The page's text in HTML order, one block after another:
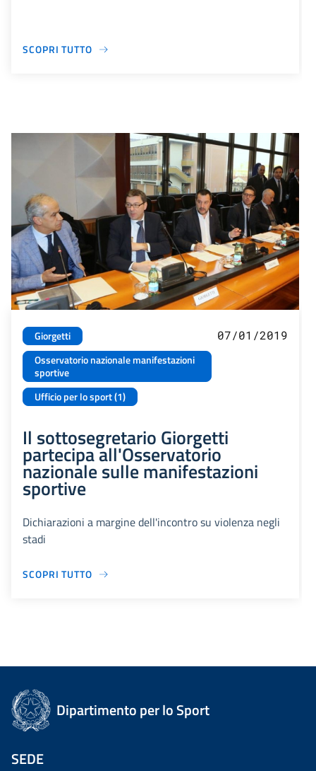
SCOPRI TUTTO
Giorgetti
Osservatorio nazionale manifestazioni
sportive
Ufficio per lo sport (1)
07/01/2019
Il sottosegretario Giorgetti
partecipa all'Osservatorio
nazionale sulle manifestazioni
sportive
Dichiarazioni a margine dell'incontro su violenza negli
stadi
SCOPRI TUTTO
Dipartimento per lo Sport
SEDE